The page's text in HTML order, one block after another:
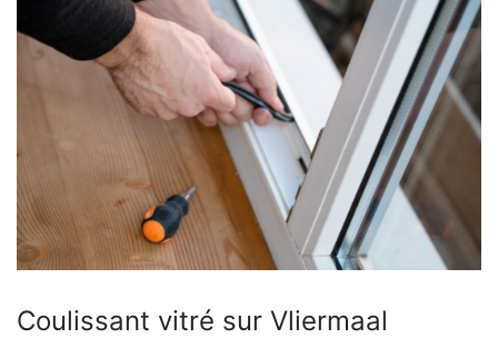
Coulissant vitré sur Vliermaal